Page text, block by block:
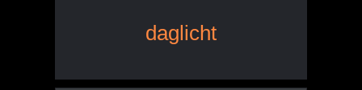
daglicht